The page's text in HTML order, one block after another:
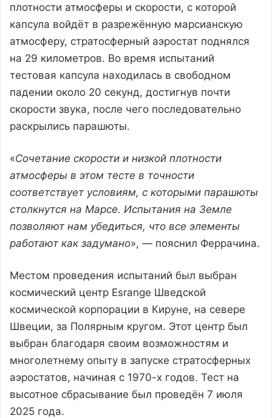
плотности атмосферы и скорости, с которой
капсула войдёт в разрежённую марсианскую
атмосферу, стратосферный аэростат поднялся
на 29 километров. Во время испытаний
тестовая капсула находилась в свободном
падении около 20 секунд, достигнув почти
скорости звука, после чего последовательно
раскрылись парашюты.
«Сочетание скорости и низкой плотности
атмосферы в этом тесте в точности
соответствует условиям, с которыми парашюты
столкнутся на Марсе. Испытания на Земле
позволяют нам убедиться, что все элементы
работают как задумано», — пояснил Феррачина.
Местом проведения испытаний был выбран
космический центр Esrange Шведской
космической корпорации в Кируне, на севере
Швеции, за Полярным кругом. Этот центр был
выбран благодаря своим возможностям и
многолетнему опыту в запуске стратосферных
аэростатов, начиная с 1970-х годов. Тест на
высотное сбрасывание был проведён 7 июля
2025 года.